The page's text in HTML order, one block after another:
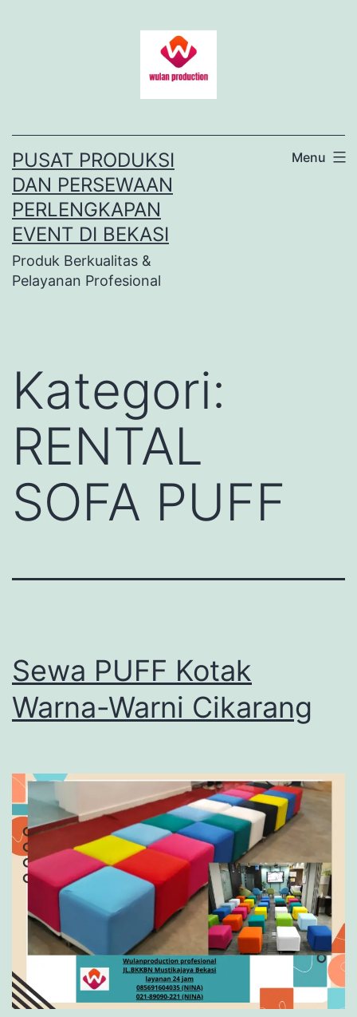
PUSAT PRODUKSI
DAN PERSEWAAN
PERLENGKAPAN
EVENT DI BEKASI
Produk Berkualitas &
Pelayanan Profesional
Menu
Kategori:
RENTAL
SOFA PUFF
Sewa PUFF Kotak
Warna-Warni Cikarang